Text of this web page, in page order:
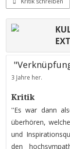
3 Jahre her.
Kritik
''Es war dann
überhören,
und
den